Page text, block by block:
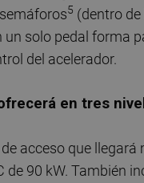
5 (dentro
solo pedal forma
del acelerador.
en tres
acceso que
de 90 kW. También